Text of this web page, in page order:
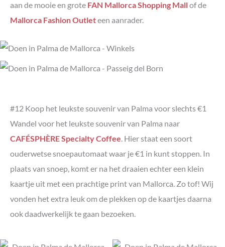
aan de mooie en grote FAN Mallorca Shopping Mallof de
Mallorca Fashion Outleteen aanrader.
#12 Koop het leukste souvenir van Palma voor slechts €1
Wandel voor het leukste souvenir van Palma naar
CAFÉSPHÈRE Specialty Coffee. Hier staat een soort
ouderwetse snoepautomaat waar je €1 in kunt stoppen. In
plaats van snoep, komt er na het draaien echter een klein
kaartje uit met een prachtige print van Mallorca. Zo tof! Wij
vonden het extra leuk om de plekken op de kaartjes daarna
ook daadwerkelijk te gaan bezoeken.